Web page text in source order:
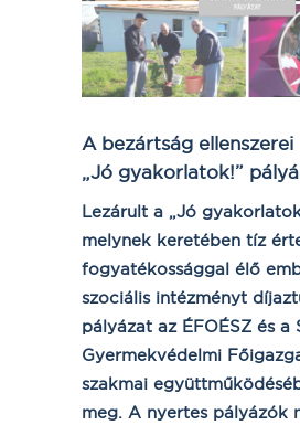
A bezártság
„Jó gyakorlatok!”
Lezárult a „Jó
melynek keretében tíz
fogyatékossággal élő
szociális intézményt
pályázat az ÉFOÉSZ és a
Gyermekvédelmi
szakmai
meg. A nyertes pályázók